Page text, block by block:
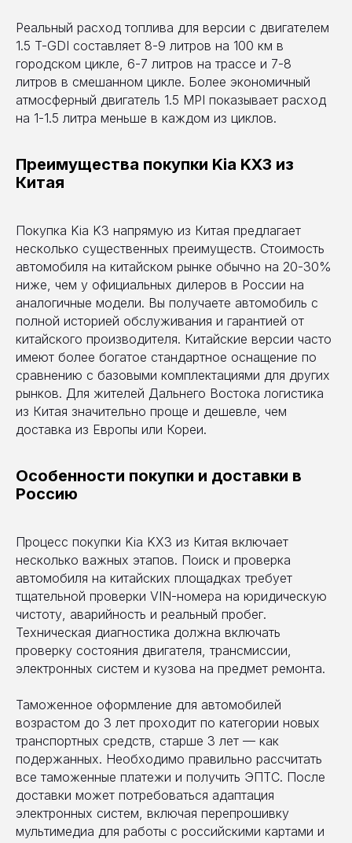
Реальный расход топлива для версии с двигателем
1.5 T-GDI составляет 8-9 литров на 100 км в
городском цикле, 6-7 литров на трассе и 7-8
литров в смешанном цикле. Более экономичный
атмосферный двигатель 1.5 MPI показывает расход
на 1-1.5 литра меньше в каждом из циклов.
Преимущества покупки Kia KX3 из
Китая
Покупка Kia K3 напрямую из Китая предлагает
несколько существенных преимуществ. Стоимость
автомобиля на китайском рынке обычно на 20-30%
ниже, чем у официальных дилеров в России на
аналогичные модели. Вы получаете автомобиль с
полной историей обслуживания и гарантией от
китайского производителя. Китайские версии часто
имеют более богатое стандартное оснащение по
сравнению с базовыми комплектациями для других
рынков. Для жителей Дальнего Востока логистика
из Китая значительно проще и дешевле, чем
доставка из Европы или Кореи.
Особенности покупки и доставки в
Россию
Процесс покупки Kia KX3 из Китая включает
несколько важных этапов. Поиск и проверка
автомобиля на китайских площадках требует
тщательной проверки VIN-номера на юридическую
чистоту, аварийность и реальный пробег.
Техническая диагностика должна включать
проверку состояния двигателя, трансмиссии,
электронных систем и кузова на предмет ремонта.
Таможенное оформление для автомобилей
возрастом до 3 лет проходит по категории новых
транспортных средств, старше 3 лет — как
подержанных. Необходимо правильно рассчитать
все таможенные платежи и получить ЭПТС. После
доставки может потребоваться адаптация
электронных систем, включая перепрошивку
мультимедиа для работы с российскими картами и